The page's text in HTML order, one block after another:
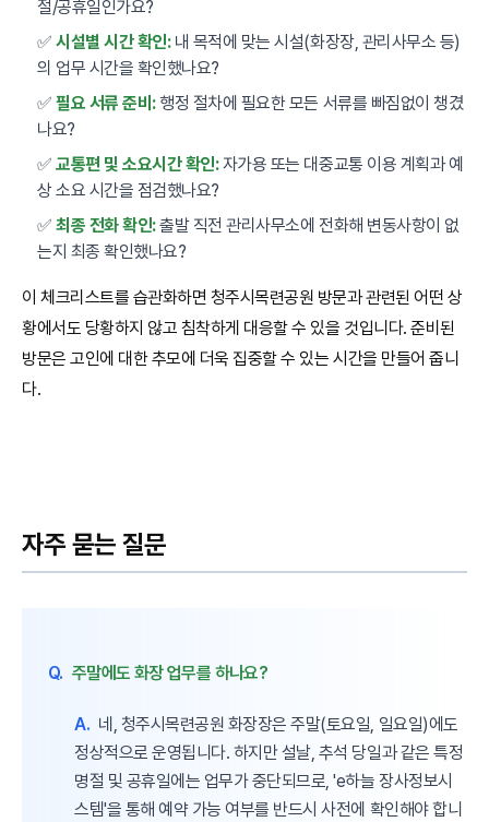
절/공휴일인가요?
✅시설별 시간 확인:내 목적에 맞는 시설(화장장, 관리사무소 등)
의 업무 시간을 확인했나요?
✅필요 서류 준비:행정 절차에 필요한 모든 서류를 빠짐없이 챙겼
나요?
✅교통편 및 소요시간 확인:자가용 또는 대중교통 이용 계획과 예
상 소요 시간을 점검했나요?
✅최종 전화 확인:출발 직전 관리사무소에 전화해 변동사항이 없
는지 최종 확인했나요?
이 체크리스트를 습관화하면 청주시목련공원 방문과 관련된 어떤 상
황에서도 당황하지 않고 침착하게 대응할 수 있을 것입니다. 준비된
방문은 고인에 대한 추모에 더욱 집중할 수 있는 시간을 만들어 줍니
다.
자주 묻는 질문
Q. 주말에도 화장 업무를 하나요?
A. 네, 청주시목련공원 화장장은 주말(토요일, 일요일)에도
정상적으로 운영됩니다. 하지만 설날, 추석 당일과 같은 특정
명절 및 공휴일에는 업무가 중단되므로, 'e하늘 장사정보시
스템'을 통해 예약 가능 여부를 반드시 사전에 확인해야 합니